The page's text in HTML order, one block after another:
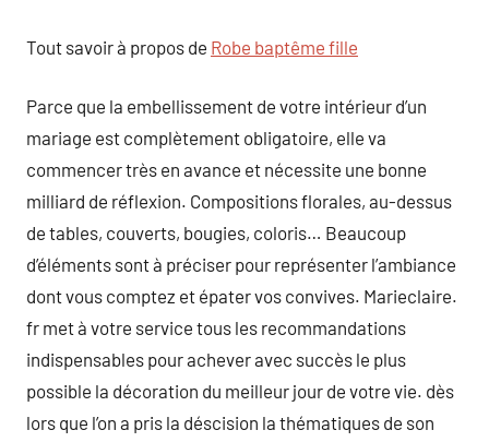
Tout savoir à propos de Robe baptême fille
Parce que la embellissement de votre intérieur d’un
mariage est complètement obligatoire, elle va
commencer très en avance et nécessite une bonne
milliard de réflexion. Compositions florales, au-dessus
de tables, couverts, bougies, coloris… Beaucoup
d’éléments sont à préciser pour représenter l’ambiance
dont vous comptez et épater vos convives. Marieclaire.
fr met à votre service tous les recommandations
indispensables pour achever avec succès le plus
possible la décoration du meilleur jour de votre vie. dès
lors que l’on a pris la déscision la thématiques de son